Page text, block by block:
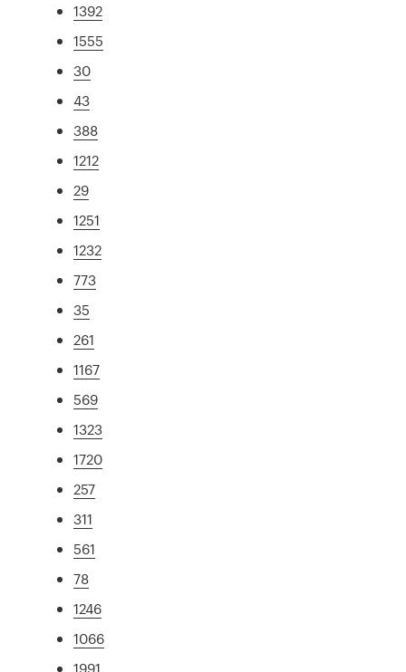
1392
1555
30
43
388
1212
29
1251
1232
773
35
261
1167
569
1323
1720
257
311
561
78
1246
1066
1991